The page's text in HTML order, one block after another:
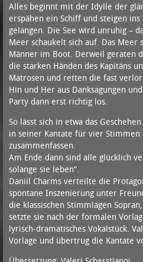
Alles beginnt mit der Idylle der
erspähen ein Schiff und steigen
gelangen. Die See wird unruhig –
Meer schaukelt sich auf. Das Meer
Männer im Boot. Derweil geraten
die starken Händen des Kapitäns
Matrosen und retten die fast
Hin und Her aus Danksagungen
Party dann erst richtig los.
So lässt sich in etwa das
in seiner Kantate für vier Stimmen
zusammenfassen.
Am Ende dann sind alle glücklich
solange sie leben“.
Daniil Charms verteilte die
spontane Inszenierung unter
die klassischen Stimmlagen
setzte sie nach der formalen
lyrisch-dramatisches Vokalstück.
Vorlage und übertrug die Kantate